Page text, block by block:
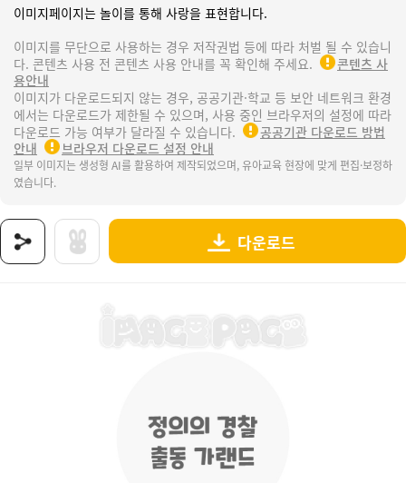
이미지페이지는 놀이를 통해 사랑을 표현합니다.
이미지를 무단으로 사용하는 경우 저작권법 등에 따라 처벌 될 수 있습니
다. 콘텐츠 사용 전 콘텐츠 사용 안내를 꼭 확인해 주세요.
콘텐츠 사
용안내
이미지가 다운로드되지 않는 경우, 공공기관·학교 등 보안 네트워크 환경
에서는 다운로드가 제한될 수 있으며, 사용 중인 브라우저의 설정에 따라
다운로드 가능 여부가 달라질 수 있습니다.
공공기관 다운로드 방법
안내
브라우저 다운로드 설정 안내
일부 이미지는 생성형 AI를 활용하여 제작되었으며, 유아교육 현장에 맞게 편집·보정하
였습니다.
다운로드
태그 : 정의의경찰출동가랜드, 경찰서, 경찰서놀이, 공공기관, 관공서, 우리동네, 직업, 지
추가 설명 : 해당 상품에 대한 상세 정보는 이미지로 제공됩니다.